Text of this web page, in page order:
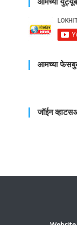
आमच्या
जॉईन